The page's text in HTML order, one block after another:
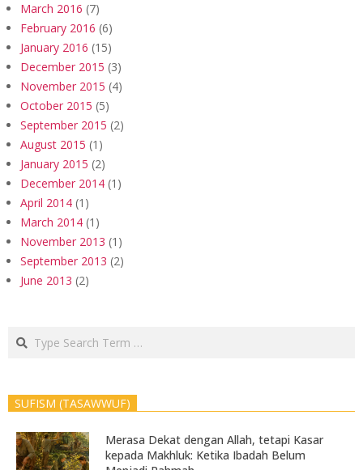
March 2016 (7)
February 2016 (6)
January 2016 (15)
December 2015 (3)
November 2015 (4)
October 2015 (5)
September 2015 (2)
August 2015 (1)
January 2015 (2)
December 2014 (1)
April 2014 (1)
March 2014 (1)
November 2013 (1)
September 2013 (2)
June 2013 (2)
Search
SUFISM (TASAWWUF)
Merasa Dekat dengan Allah, tetapi Kasar
kepada Makhluk: Ketika Ibadah Belum